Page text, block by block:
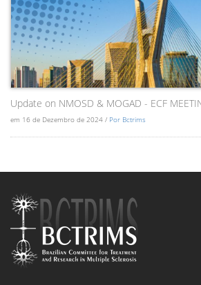
Update on NMOSD & MOGAD - ECF
em 16 de Dezembro de 2024 / Por Bctrims